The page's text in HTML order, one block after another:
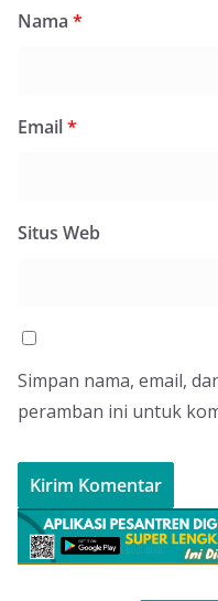
Nama *
Email*
Situs Web
Simpan nama, email,
peramban ini untuk